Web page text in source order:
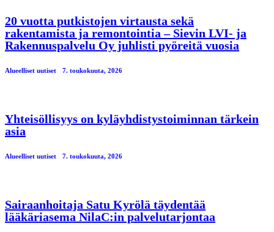
20 vuotta putkistojen virtausta sekä
rakentamista ja remontointia – Sievin LVI- ja
Rakennuspalvelu Oy juhlisti pyöreitä vuosia
Alueelliset uutiset 7. toukokuuta, 2026
Yhteisöllisyys on kyläyhdistystoiminnan tärkein
asia
Alueelliset uutiset 7. toukokuuta, 2026
Sairaanhoitaja Satu Kyrölä täydentää
lääkäriasema NilaC:in palvelutarjontaa